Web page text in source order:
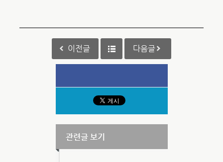
이전글 다음글
관련글 보기